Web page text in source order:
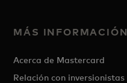
MÁS INFORMACIÓN
Acerca de Mastercard
Relación con inversionistas